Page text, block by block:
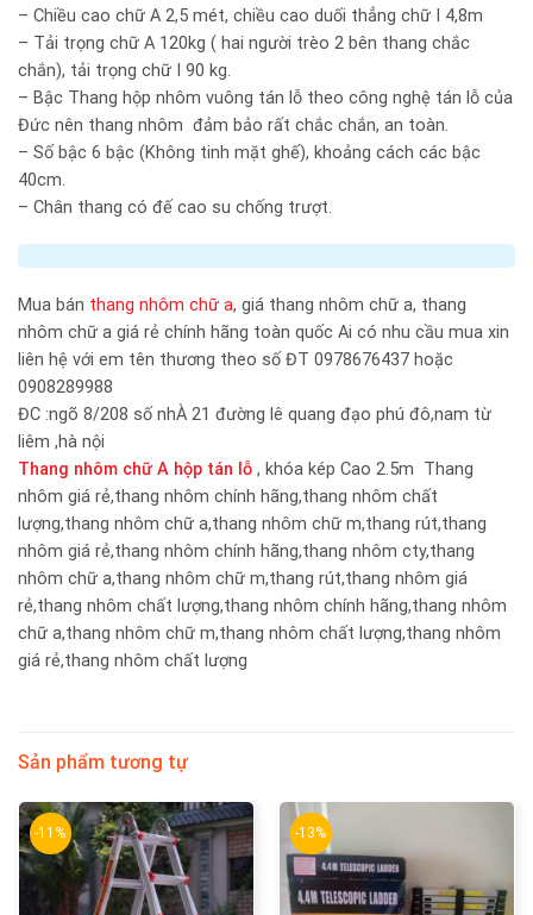
– Chiều cao chữ A 2,5 mét, chiều cao duối thẳng chữ I 4,8m
– Tải trọng chữ A 120kg ( hai người trèo 2 bên thang chắc
chắn), tải trọng chữ I 90 kg.
– Bậc Thang hộp nhôm vuông tán lỗ theo công nghệ tán lỗ của
Đức nên thang nhôm đảm bảo rất chắc chắn, an toàn.
– Số bậc 6 bậc (Không tinh mặt ghế), khoảng cách các bậc
40cm.
– Chân thang có đế cao su chống trượt.
Mua bán thang nhôm chữ a, giá thang nhôm chữ a, thang
nhôm chữ a giá rẻ chính hãng toàn quốc Ai có nhu cầu mua xin
liên hệ với em tên thương theo số ĐT 0978676437 hoặc
0908289988
ĐC :ngõ 8/208 số nhÀ 21 đường lê quang đạo phú đô,nam từ
liêm ,hà nội
Thang nhôm chữ A hộp tán lỗ , khóa kép Cao 2.5m Thang
nhôm giá rẻ,thang nhôm chính hãng,thang nhôm chất
lượng,thang nhôm chữ a,thang nhôm chữ m,thang rút,thang
nhôm giá rẻ,thang nhôm chính hãng,thang nhôm cty,thang
nhôm chữ a,thang nhôm chữ m,thang rút,thang nhôm giá
rẻ,thang nhôm chất lượng,thang nhôm chính hãng,thang nhôm
chữ a,thang nhôm chữ m,thang nhôm chất lượng,thang nhôm
giá rẻ,thang nhôm chất lượng
Sản phẩm tương tự
-11% -13%